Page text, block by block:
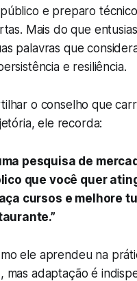
e preparo
Mais do que
palavras que
e resiliência.
o conselho que
ele recorda:
pesquisa de
que você quer
cursos e melhore
ele aprendeu na
mas adaptação é